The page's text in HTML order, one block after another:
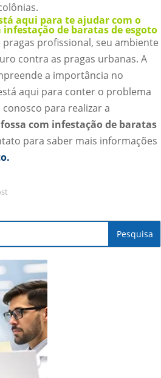
aqui para te ajudar com o
de baratas de esgoto
profissional, seu ambiente
contra as pragas urbanas. A
a importância no
aqui para conter o problema
para realizar a
fossa com infestação de baratas
para saber mais informações